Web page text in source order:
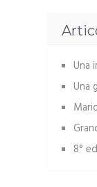
Una
Una
8°